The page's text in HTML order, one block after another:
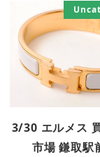
3/30 エルメス
市場 鎌取駅